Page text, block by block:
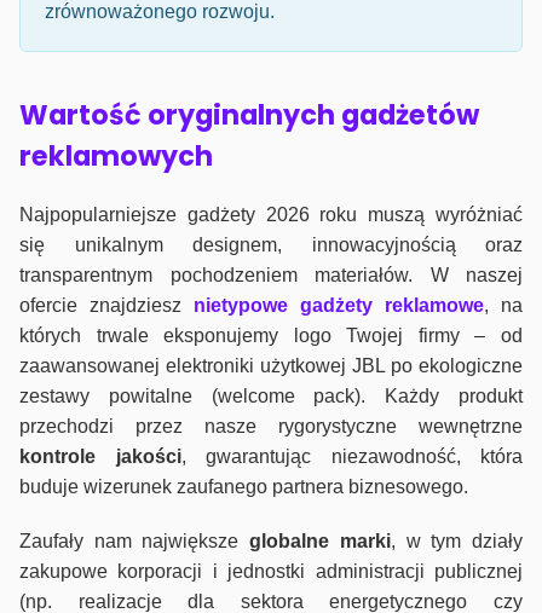
zrównoważonego rozwoju.
Wartość oryginalnych gadżetów
reklamowych
Najpopularniejsze gadżety 2026 roku muszą wyróżniać
się unikalnym designem, innowacyjnością oraz
transparentnym pochodzeniem materiałów. W naszej
ofercie znajdziesz nietypowe gadżety reklamowe, na
których trwale eksponujemy logo Twojej firmy – od
zaawansowanej elektroniki użytkowej JBL po ekologiczne
zestawy powitalne (welcome pack). Każdy produkt
przechodzi przez nasze rygorystyczne wewnętrzne
kontrole jakości, gwarantując niezawodność, która
buduje wizerunek zaufanego partnera biznesowego.
Zaufały nam największeglobalne marki, w tym działy
zakupowe korporacji i jednostki administracji publicznej
(np. realizacje dla sektora energetycznego czy